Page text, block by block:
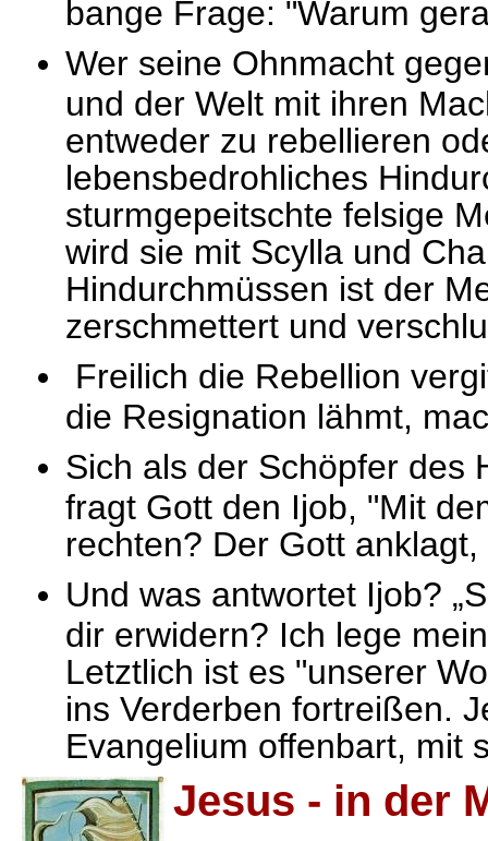
bange Frage: "Warum
Wer seine Ohnmacht
und der Welt mit ihren
entweder zu rebellieren
lebensbedrohliches
sturmgepeitschte felsige
wird sie mit Scylla und
Hindurchmüssen ist der
zerschmettert und
Freilich die Rebellion
die Resignation lähmt,
Sich als der Schöpfer des
fragt Gott den Ijob, "Mit
rechten? Der Gott
Und was antwortet Ijob?
dir erwidern? Ich lege
Letztlich ist es "unserer
ins Verderben fortreißen.
Evangelium offenbart, mit
Jesus - in der